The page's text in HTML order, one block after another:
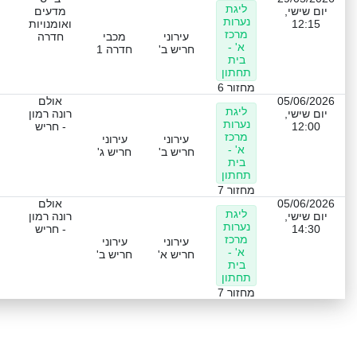
יום שישי,
12:15
ליגת
נערות
מרכז
א' -
בית
תחתון
מחזור 6
עירוני
חריש ב'
מכבי
חדרה 1
מדעים
ואומנויות
חדרה
05/06/2026
יום שישי,
12:00
ליגת
נערות
מרכז
א' -
בית
תחתון
מחזור 7
עירוני
חריש ב'
עירוני
חריש ג'
אולם
רונה רמון
- חריש
05/06/2026
יום שישי,
14:30
ליגת
נערות
מרכז
א' -
בית
תחתון
מחזור 7
עירוני
חריש א'
עירוני
חריש ב'
אולם
רונה רמון
- חריש